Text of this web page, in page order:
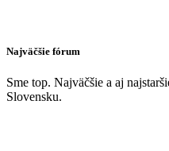
Najväčšie fórum
Sme top. Najväčšie a aj
Slovensku.